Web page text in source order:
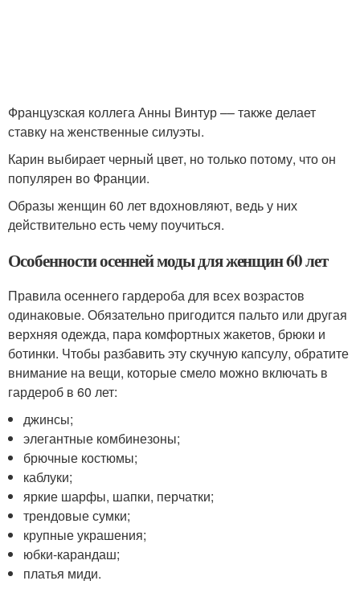
Французская коллега Анны Винтур –– также делает
ставку на женственные силуэты.
Карин выбирает черный цвет, но только потому, что он
популярен во Франции.
Образы женщин 60 лет вдохновляют, ведь у них
действительно есть чему поучиться.
Особенности осенней моды для женщин 60 лет
Правила осеннего гардероба для всех возрастов
одинаковые. Обязательно пригодится пальто или другая
верхняя одежда, пара комфортных жакетов, брюки и
ботинки. Чтобы разбавить эту скучную капсулу, обратите
внимание на вещи, которые смело можно включать в
гардероб в 60 лет:
джинсы;
элегантные комбинезоны;
брючные костюмы;
каблуки;
яркие шарфы, шапки, перчатки;
трендовые сумки;
крупные украшения;
юбки-карандаш;
платья миди.